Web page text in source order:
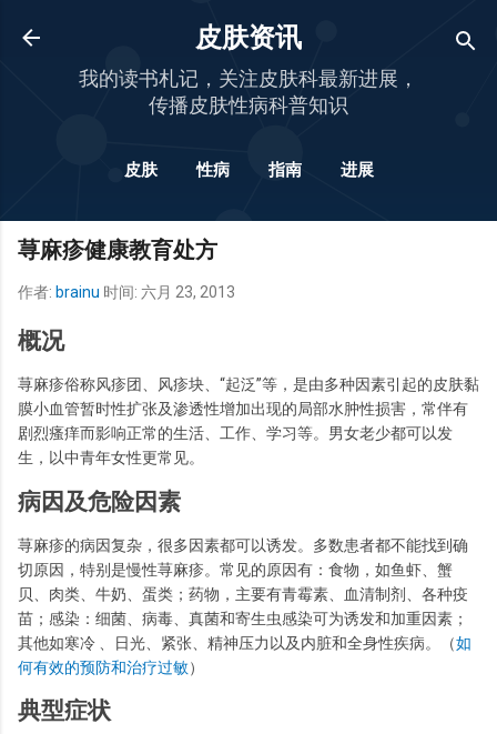
跳至主要内容
皮肤资讯
我的读书札记，关注皮肤科最新进展，
传播皮肤性病科普知识
皮肤 性病 指南 进展
荨麻疹健康教育处方
作者: brainu 时间: 六月 23, 2013
概况
荨麻疹俗称风疹团、风疹块、“起泛”等，是由多种因素引起的皮肤黏
膜小血管暂时性扩张及渗透性增加出现的局部水肿性损害，常伴有
剧烈瘙痒而影响正常的生活、工作、学习等。男女老少都可以发
生，以中青年女性更常见。
病因及危险因素
荨麻疹的病因复杂，很多因素都可以诱发。多数患者都不能找到确
切原因，特别是慢性荨麻疹。常见的原因有：食物，如鱼虾、蟹
贝、肉类、牛奶、蛋类；药物，主要有青霉素、血清制剂、各种疫
苗；感染：细菌、病毒、真菌和寄生虫感染可为诱发和加重因素；
其他如寒冷 、日光、紧张、精神压力以及内脏和全身性疾病。（如
何有效的预防和治疗过敏）
典型症状